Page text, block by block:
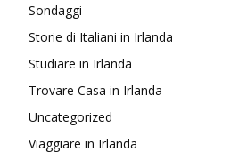
Sondaggi
Storie di Italiani in Irlanda
Studiare in Irlanda
Trovare Casa in Irlanda
Uncategorized
Viaggiare in Irlanda